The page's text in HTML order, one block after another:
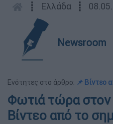
┋ Ελλάδα ┋
Newsroom
Ενότητες στο άρθρο: 📌 Βίντεο
Φωτιά τώρα
Βίντεο από το